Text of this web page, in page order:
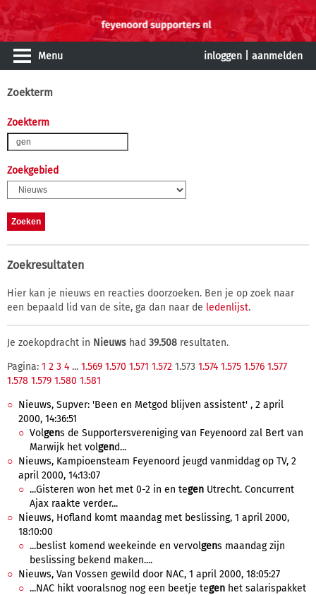
Menu inloggen aanmelden
Zoekterm
Zoekterm
Zoekgebied
Zoekresultaten
Hier kan je nieuws en reacties doorzoeken. Ben je op zoek naar
een bepaald lid van de site, ga dan naar de ledenlijst.
Je zoekopdracht in Nieuws had 39.508 resultaten.
Pagina: 1 2 3 4 ... 1.569 1.570 1.571 1.572 1.573 1.574 1.575 1.576 1.577
1.578 1.579 1.580 1.581
Nieuws, Supver: 'Been en Metgod blijven assistent' , 2 april
2000, 14:36:51
Volgens de Supportersvereniging van Feyenoord zal Bert van
Marwijk het volgend...
Nieuws, Kampioensteam Feyenoord jeugd vanmiddag op TV, 2
april 2000, 14:13:07
...Gisteren won het met 0-2 in en tegen Utrecht. Concurrent
Ajax raakte verder...
Nieuws, Hofland komt maandag met beslissing, 1 april 2000,
18:10:00
...beslist komend weekeinde en vervolgens maandag zijn
beslissing bekend maken....
Nieuws, Van Vossen gewild door NAC, 1 april 2000, 18:05:27
...NAC hikt vooralsnog nog een beetje tegen het salarispakket